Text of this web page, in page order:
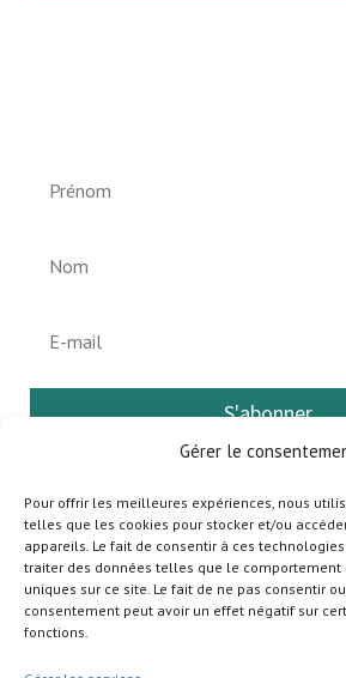
Gérer le
Pour offrir les meilleures expériences, nous
telles que les cookies pour stocker et/ou
appareils. Le fait de consentir à ces
traiter des données telles que le comportement
uniques sur ce site. Le fait de ne pas consentir
consentement peut avoir un effet négatif sur
fonctions.
S'abonner